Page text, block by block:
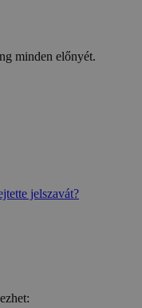
minden előnyét.
jelszavát?